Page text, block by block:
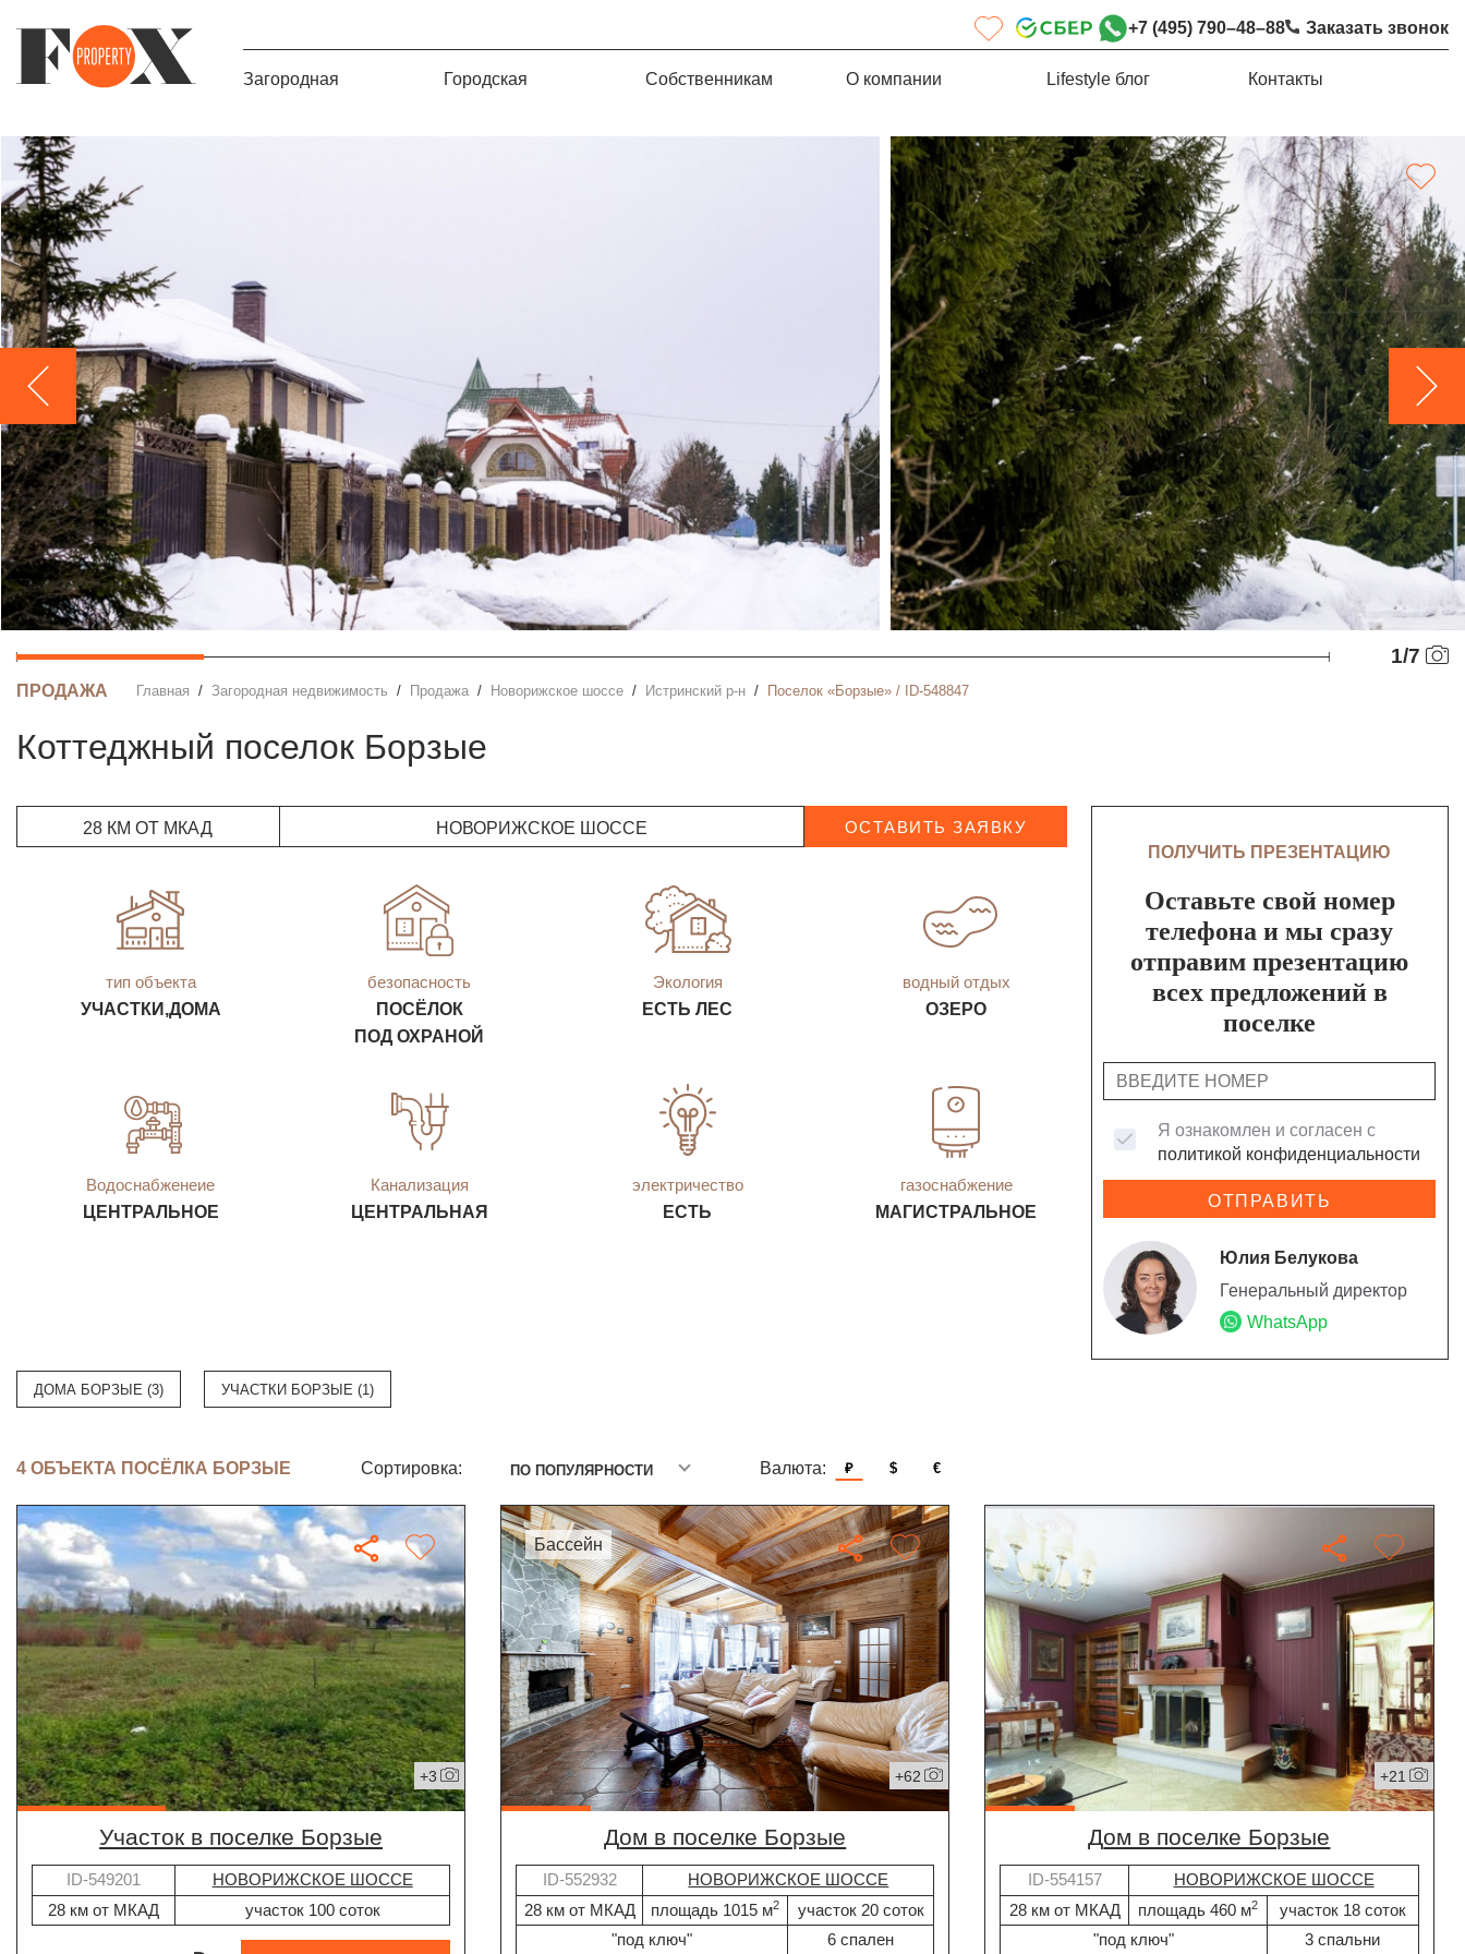
+7 (495) 790–48–88 Заказать звонок
Загородная Городская Собственникам О компании Lifestyle блог Контакты
1/7
ПРОДАЖА Главная Загородная недвижимость Продажа Новорижское шоссе Истринский р-н Поселок «Борзые» / ID-548847
Коттеджный поселок Борзые
28 КМ ОТ МКАД НОВОРИЖСКОЕ ШОССЕ ОСТАВИТЬ ЗАЯВКУ
тип объекта
УЧАСТКИ,ДОМА
безопасность
ПОСЁЛОК
ПОД ОХРАНОЙ
Экология
ЕСТЬ ЛЕС
водный отдых
ОЗЕРО
Водоснабженеие
ЦЕНТРАЛЬНОЕ
Канализация
ЦЕНТРАЛЬНАЯ
электричество
ЕСТЬ
газоснабжение
МАГИСТРАЛЬНОЕ
ПОЛУЧИТЬ ПРЕЗЕНТАЦИЮ
Оставьте свой номер
телефона и мы сразу
отправим презентацию
всех предложений в
поселке
Я ознакомлен и согласен с
политикой конфиденциальности
ОТПРАВИТЬ
Юлия Белукова
Генеральный директор
WhatsApp
ДОМА БОРЗЫЕ (3) УЧАСТКИ БОРЗЫЕ (1)
4 ОБЪЕКТА ПОСЁЛКА БОРЗЫЕ Сортировка: ПО ПОПУЛЯРНОСТИ Валюта: ₽ $ €
+3
участок в поселке Борзые
ID-549201
НОВОРИЖСКОЕ ШОССЕ
28 км от МКАД
участок 100 соток
бассейн
+62
дом в поселке Борзые
ID-552932
НОВОРИЖСКОЕ ШОССЕ
28 км от МКАД
площадь 1015 м2
участок 20 соток
"под ключ"
6 спален
+21
дом в поселке Борзые
ID-554157
НОВОРИЖСКОЕ ШОССЕ
28 км от МКАД
площадь 460 м2
участок 18 соток
"под ключ"
3 спальни